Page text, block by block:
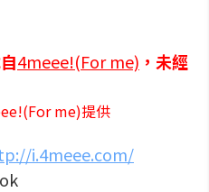
4meee!(For me) ，未經
me)提供
i.4meee.com/